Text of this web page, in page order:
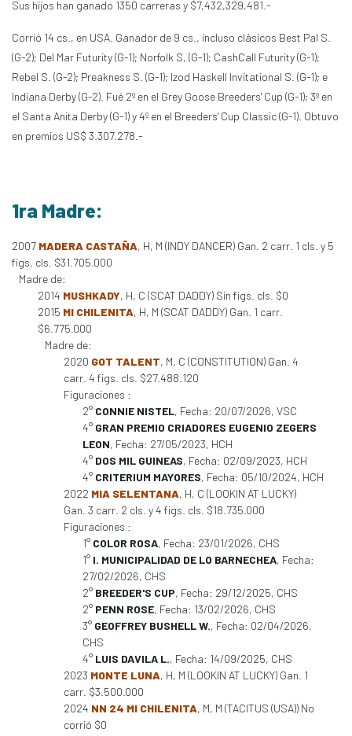
Sus hijos han ganado 1350 carreras y $7,432,329,481.-
Corrió 14 cs., en USA. Ganador de 9 cs., incluso clásicos Best Pal S.
(G-2); Del Mar Futurity (G-1); Norfolk S, (G-1); CashCall Futurity (G-1);
Rebel S. (G-2); Preakness S. (G-1); Izod Haskell Invitational S. (G-1); e
Indiana Derby (G-2). Fué 2º en el Grey Goose Breeders' Cup (G-1); 3º en
el Santa Anita Derby (G-1) y 4º en el Breeders' Cup Classic (G-1). Obtuvo
en premios US$ 3.307.278.-
1ra Madre:
2007 MADERA CASTAÑA, H, M (INDY DANCER) Gan. 2 carr. 1 cls. y 5
figs. cls. $31.705.000
Madre de:
2014 MUSHKADY, H, C (SCAT DADDY) Sin figs. cls. $0
2015 MI CHILENITA, H, M (SCAT DADDY) Gan. 1 carr.
$6.775.000
Madre de:
2020 GOT TALENT, M, C (CONSTITUTION) Gan. 4
carr. 4 figs. cls. $27.488.120
Figuraciones :
2° CONNIE NISTEL, Fecha: 20/07/2026, VSC
4° GRAN PREMIO CRIADORES EUGENIO ZEGERS
LEON, Fecha: 27/05/2023, HCH
4° DOS MIL GUINEAS, Fecha: 02/09/2023, HCH
4° CRITERIUM MAYORES, Fecha: 05/10/2024, HCH
2022 MIA SELENTANA, H, C (LOOKIN AT LUCKY)
Gan. 3 carr. 2 cls. y 4 figs. cls. $18.735.000
Figuraciones :
1° COLOR ROSA, Fecha: 23/01/2026, CHS
1° I. MUNICIPALIDAD DE LO BARNECHEA, Fecha:
27/02/2026, CHS
2° BREEDER'S CUP, Fecha: 29/12/2025, CHS
2° PENN ROSE, Fecha: 13/02/2026, CHS
3° GEOFFREY BUSHELL W., Fecha: 02/04/2026,
CHS
4° LUIS DAVILA L., Fecha: 14/09/2025, CHS
2023 MONTE LUNA, H, M (LOOKIN AT LUCKY) Gan. 1
carr. $3.500.000
2024 NN 24 MI CHILENITA, M, M (TACITUS (USA)) No
corrió $0